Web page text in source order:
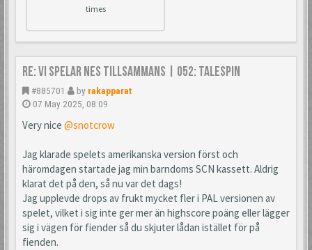
times
Re: Vi spelar NES tillsammans | 052: TaleSpin
#885701 by rakapparat
07 May 2025, 08:09
Very nice @snotcrow
Jag klarade spelets amerikanska version först och
häromdagen startade jag min barndoms SCN kassett. Aldrig
klarat det på den, så nu var det dags!
Jag upplevde drops av frukt mycket fler i PAL versionen av
spelet, vilket i sig inte ger mer än highscore poäng eller lägger
sig i vägen för fiender så du skjuter lådan istället för på
fienden.